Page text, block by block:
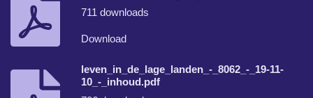
711 downloads
Download
leven_in_de_lage_landen_-_8062_-_19-11-
10_-_inhoud.pdf